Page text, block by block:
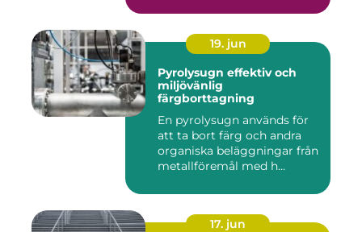
19. jun
Pyrolysugn effektiv och
miljövänlig
färgborttagning
En pyrolysugn används för
att ta bort färg och andra
organiska beläggningar från
metallföremål med h...
17. jun